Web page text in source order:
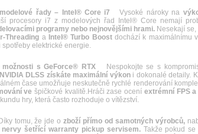
řady – Intel® Core i7 Vysoké nároky na
procesory i7 z modelových řad Intel® Core nemají
programy nebo nejnovějšími hrami. Nesekají
Threading a Intel® Turbo Boostdochází k maximálnímu
spotřeby elektrické energie.
možnosti s GeForce® RTX Nespokojte se s
DLSS získáte maximální výkoni dokonalé detaily.
čase umožňuje neskutečně rychlé renderování
ve špičkové kvalitě.Hráči zase ocení extrémní FPS
hry, která často rozhoduje o vítězství.
tomu, že jde ozboží přímo od samotných výrobců,
šetřící warranty pickup servisem.Takže pokud se